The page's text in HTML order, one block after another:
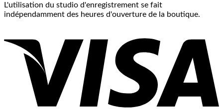
L'utilisation du studio d'enregistrement se fait
indépendamment des heures d'ouverture de la boutique.